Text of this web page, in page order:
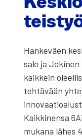
Han­ke­väen
sa­lo ja
kaik­kein
teh­tä­vään
Kaik­ki­nen­sa
muka­na lähes